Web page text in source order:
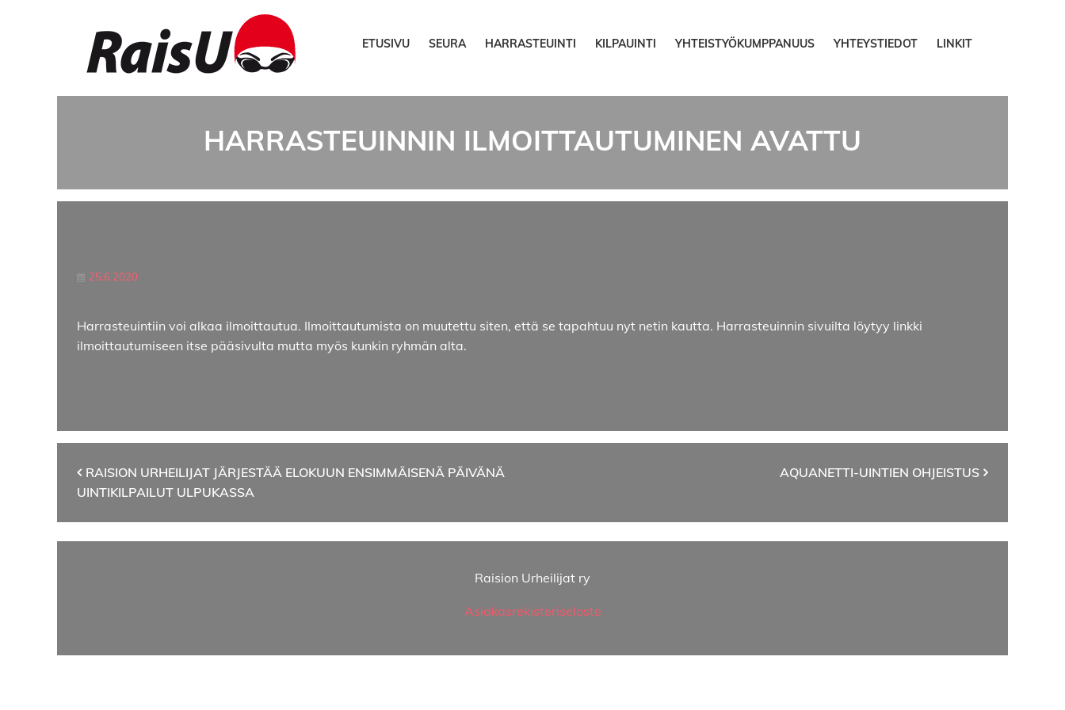
ETUSIVU SEURA HARRASTEUINTI KILPAUINTI YHTEISTYÖKUMPPANUUS YHTEYSTIEDOT LINKIT
HARRASTEUINNIN ILMOITTAUTUMINEN AVATTU
25.6.2020
Harrasteuintiin voi alkaa ilmoittautua. Ilmoittautumista on muutettu siten, että se tapahtuu nyt netin kautta. Harrasteuinnin sivuilta löytyy linkki
ilmoittautumiseen itse pääsivulta mutta myös kunkin ryhmän alta.
Artikkelien
RAISION URHEILIJAT JÄRJESTÄÄ ELOKUUN ENSIMMÄISENÄ PÄIVÄNÄ
UINTIKILPAILUT ULPUKASSA
AQUANETTI-UINTIEN OHJEISTUS
Raision Urheilijat ry
Asiakasrekisteriseloste